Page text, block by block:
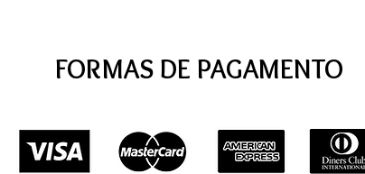
FORMAS DE PAGAMENTO